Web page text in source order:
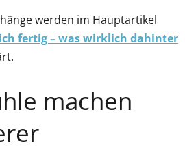
werden im Hauptartikel
fertig – was wirklich dahinter
machen